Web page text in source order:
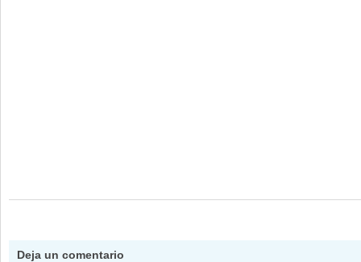
Deja un comentario